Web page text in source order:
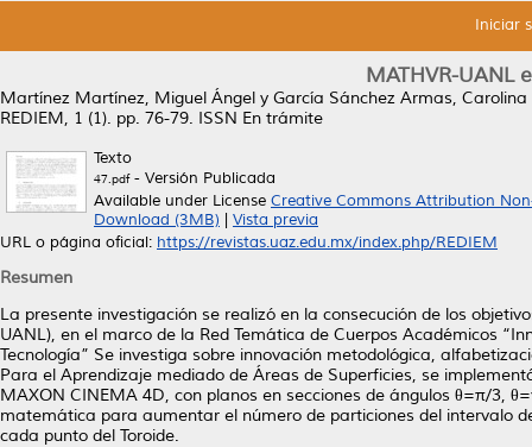
Iniciar
MATHVR-UANL
Martínez Martínez, Miguel Ángel y García Sánchez Armas, Carolina
REDIEM, 1 (1). pp. 76-79. ISSN En trámite
Texto
47.pdf- Versión Publicada
Available under License Creative Commons Attribution
Download (3MB)
Vista previa
URL o página oficial: https://revistas.uaz.edu.mx/index.php/REDIEM
Resumen
La presente investigación se realizó en la consecución de los
UANL), en el marco de la Red Temática de Cuerpos Académicos
Tecnología” Se investiga sobre innovación metodológica,
Para el Aprendizaje mediado de Áreas de Superficies, se
MAXON CINEMA 4D, con planos en secciones de ángulos θ=π/3,
matemática para aumentar el número de particiones del intervalo
cada punto del Toroide.